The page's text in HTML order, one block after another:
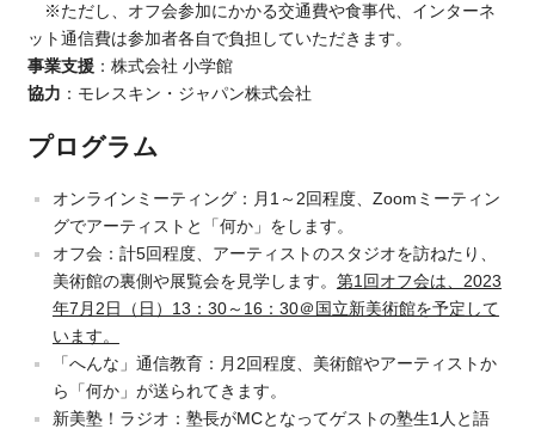
※ただし、オフ会参加にかかる交通費や食事代、インターネ
ット通信費は参加者各自で負担していただきます。
事業支援：株式会社 小学館
協力 ：モレスキン・ジャパン株式会社
プログラム
オンラインミーティング：月1～2回程度、Zoomミーティン
グでアーティストと「何か」をします。
オフ会：計5回程度、アーティストのスタジオを訪ねたり、
美術館の裏側や展覧会を見学します。 第1回オフ会は、 2023
年7月2日（日） 13 ： 30～ 16 ： 30＠国立新美術館を予定して
います。
「へんな」通信教育：月2回程度、美術館やアーティストか
ら「何か」が送られてきます。
新美塾！ラジオ：塾長がMCとなってゲストの塾生1人と語